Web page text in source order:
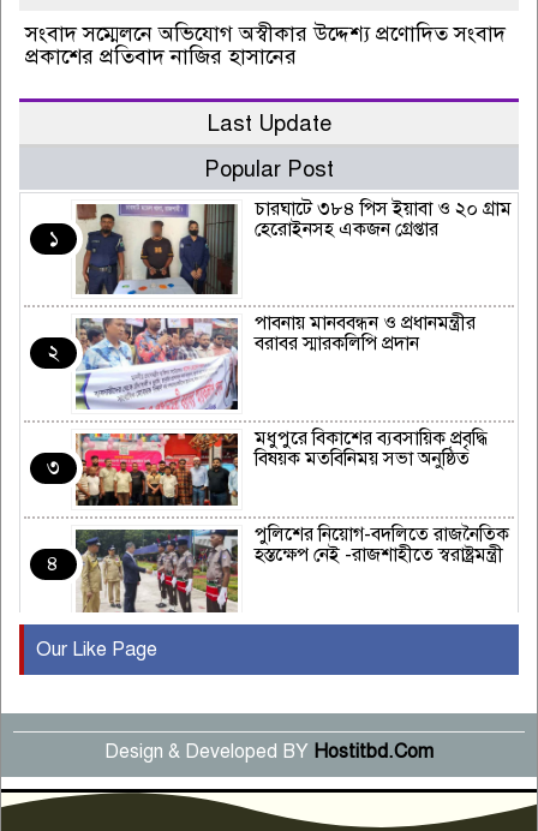
সংবাদ সম্মেলনে অভিযোগ অস্বীকার উদ্দেশ্য প্রণোদিত সংবাদ
প্রকাশের প্রতিবাদ নাজির হাসানের
Last Update
Popular Post
১
চারঘাটে ৩৮৪ পিস ইয়াবা ও ২০ গ্রাম
হেরোইনসহ একজন গ্রেপ্তার
২
পাবনায় মানববন্ধন ও প্রধানমন্ত্রীর
বরাবর স্মারকলিপি প্রদান
৩
মধুপুরে বিকাশের ব্যবসায়িক প্রবৃদ্ধি
বিষয়ক মতবিনিময় সভা অনুষ্ঠিত
৪
পুলিশের নিয়োগ-বদলিতে রাজনৈতিক
হস্তক্ষেপ নেই -রাজশাহীতে স্বরাষ্ট্রমন্ত্রী
৫
বছর পূর্তি উদযাপন
৬
সংবাদ সম্মেলনে অভিযোগ অস্বীকার
উদ্দেশ্য প্রণোদিত সংবাদ প্রকাশের
প্রতিবাদ নাজির হাসানের
Our Like Page
Design & Developed BY Hostitbd.Com